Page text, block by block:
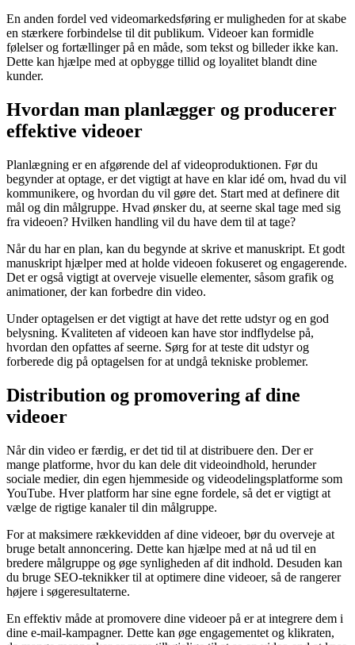
En anden fordel ved videomarkedsføring er muligheden for at skabe
en stærkere forbindelse til dit publikum. Videoer kan formidle
følelser og fortællinger på en måde, som tekst og billeder ikke kan.
Dette kan hjælpe med at opbygge tillid og loyalitet blandt dine
kunder.
Hvordan man planlægger og producerer
effektive videoer
Planlægning er en afgørende del af videoproduktionen. Før du
begynder at optage, er det vigtigt at have en klar idé om, hvad du vil
kommunikere, og hvordan du vil gøre det. Start med at definere dit
mål og din målgruppe. Hvad ønsker du, at seerne skal tage med sig
fra videoen? Hvilken handling vil du have dem til at tage?
Når du har en plan, kan du begynde at skrive et manuskript. Et godt
manuskript hjælper med at holde videoen fokuseret og engagerende.
Det er også vigtigt at overveje visuelle elementer, såsom grafik og
animationer, der kan forbedre din video.
Under optagelsen er det vigtigt at have det rette udstyr og en god
belysning. Kvaliteten af videoen kan have stor indflydelse på,
hvordan den opfattes af seerne. Sørg for at teste dit udstyr og
forberede dig på optagelsen for at undgå tekniske problemer.
Distribution og promovering af dine
videoer
Når din video er færdig, er det tid til at distribuere den. Der er
mange platforme, hvor du kan dele dit videoindhold, herunder
sociale medier, din egen hjemmeside og videodelingsplatforme som
YouTube. Hver platform har sine egne fordele, så det er vigtigt at
vælge de rigtige kanaler til din målgruppe.
For at maksimere rækkevidden af dine videoer, bør du overveje at
bruge betalt annoncering. Dette kan hjælpe med at nå ud til en
bredere målgruppe og øge synligheden af dit indhold. Desuden kan
du bruge SEO-teknikker til at optimere dine videoer, så de rangerer
højere i søgeresultaterne.
En effektiv måde at promovere dine videoer på er at integrere dem i
dine e-mail-kampagner. Dette kan øge engagementet og klikraten,